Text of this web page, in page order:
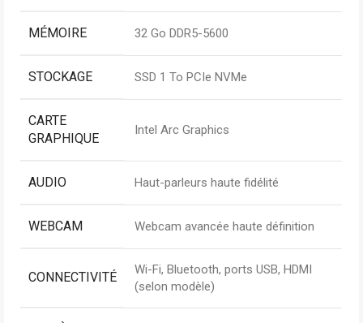
MÉMOIRE 32 Go DDR5-5600
STOCKAGE SSD 1 To PCIe NVMe
CARTE
GRAPHIQUE
Intel Arc Graphics
AUDIO Haut-parleurs haute fidélité
WEBCAM Webcam avancée haute définition
CONNECTIVITÉ
Wi-Fi, Bluetooth, ports USB, HDMI
(selon modèle)